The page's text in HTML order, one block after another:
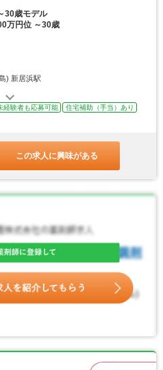
30歳モデル
万円位 ～30歳
) 新居浜駅
経験者も応募可能
住宅補助（手当）あり
この求人に興味がある